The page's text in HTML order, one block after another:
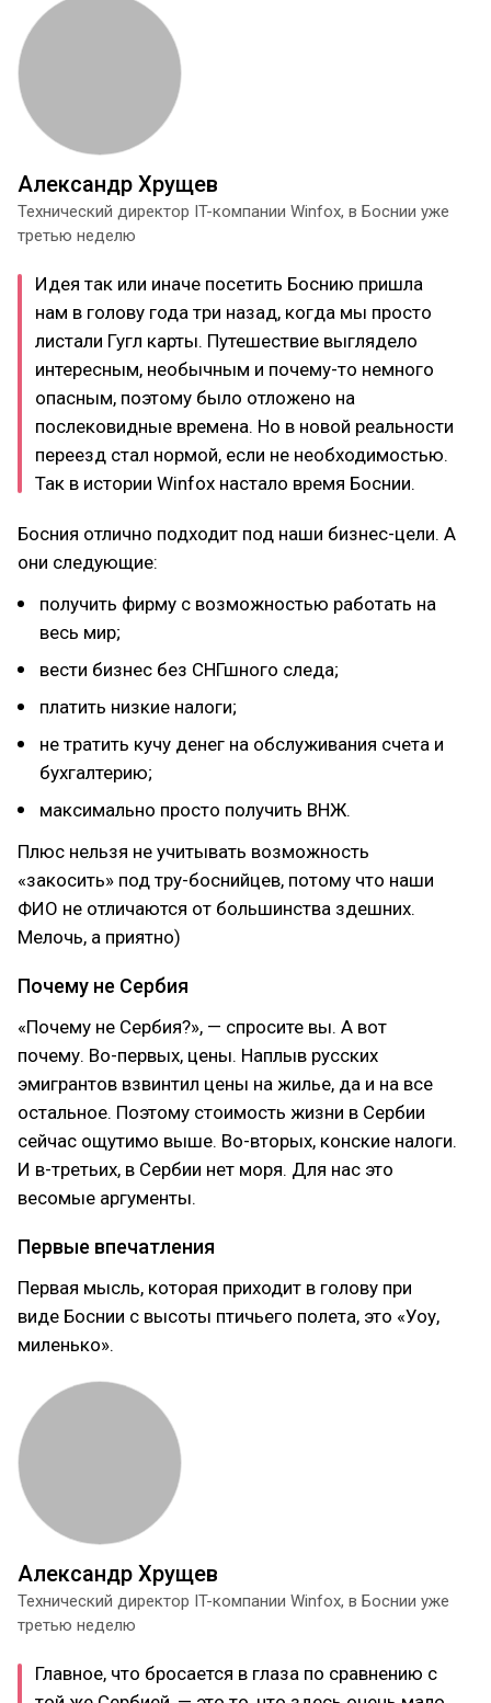
Александр Хрущев
Технический директор IT-компании Winfox, в Боснии уже
третью неделю
Идея так или иначе посетить Боснию пришла
нам в голову года три назад, когда мы просто
листали Гугл карты. Путешествие выглядело
интересным, необычным и почему-то немного
опасным, поэтому было отложено на
послековидные времена. Но в новой реальности
переезд стал нормой, если не необходимостью.
Так в истории Winfox настало время Боснии.
Босния отлично подходит под наши бизнес-цели. А
они следующие:
получить фирму с возможностью работать на
весь мир;
вести бизнес без СНГшного следа;
платить низкие налоги;
не тратить кучу денег на обслуживания счета и
бухгалтерию;
максимально просто получить ВНЖ.
Плюс нельзя не учитывать возможность
«закосить» под тру-боснийцев, потому что наши
ФИО не отличаются от большинства здешних.
Мелочь, а приятно)
Почему не Сербия
«Почему не Сербия?», — спросите вы. А вот
почему. Во-первых, цены. Наплыв русских
эмигрантов взвинтил цены на жилье, да и на все
остальное. Поэтому стоимость жизни в Сербии
сейчас ощутимо выше. Во-вторых, конские налоги.
И в-третьих, в Сербии нет моря. Для нас это
весомые аргументы.
Первые впечатления
Первая мысль, которая приходит в голову при
виде Боснии с высоты птичьего полета, это «Уоу,
миленько».
Александр Хрущев
Технический директор IT-компании Winfox, в Боснии уже
третью неделю
Главное, что бросается в глаза по сравнению с